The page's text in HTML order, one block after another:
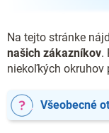
Na tejto stránke
našich zákazníkov.
niekoľkých okruhov
Všeobecné